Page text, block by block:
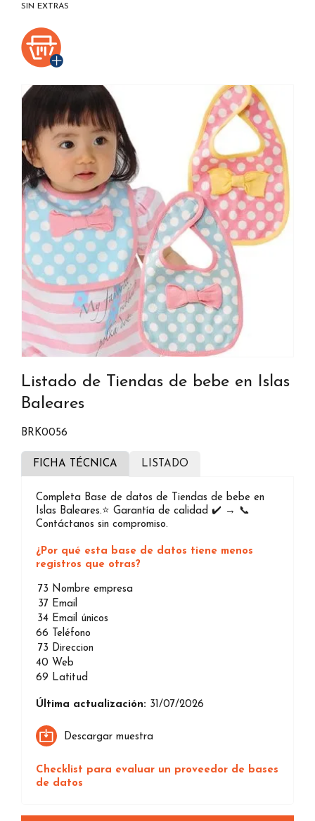
SIN EXTRAS
Listado de Tiendas de bebe en Islas
Baleares
BRK0056
FICHA TÉCNICA LISTADO
Completa Base de datos de Tiendas de bebe en
Islas Baleares.⭐️ Garantía de calidad ✔️ → 📞
Contáctanos sin compromiso.
¿Por qué esta base de datos tiene menos
registros que otras?
73 Nombre empresa
37 Email
34 Email únicos
66 Teléfono
73 Direccion
40 Web
69 Latitud
Última actualización: 31/07/2026
Descargar muestra
Checklist para evaluar un proveedor de bases
de datos